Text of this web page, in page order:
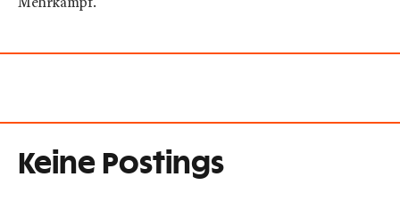
Keine Postings